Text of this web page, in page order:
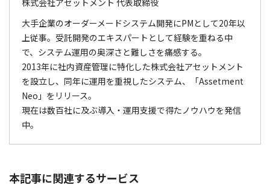
株式会社アセットメント 代表取締役
大手企業のオーダーメードシステム開発にPMとして20年以
上従事。受託開発のエキスパートとして経験を重ねる中
で、システム運用の奥深さと難しさを痛感する。
2013年に社内資産管理に特化した株式会社アセットメント
を設立し、同年に運用を重視したシステム、「Assetment
Neo」をリリース。
現在は数百社に及ぶ導入・運用支援で得たノウハウを発信
中。
本記事に関連するサービス